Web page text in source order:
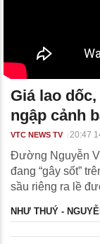
Giá lao
ngập cảnh
VTC NEWS TV 20:47
Đường Nguyễn
đang “gây sốt”
sầu riêng ra lề
NHƯ THUÝ -